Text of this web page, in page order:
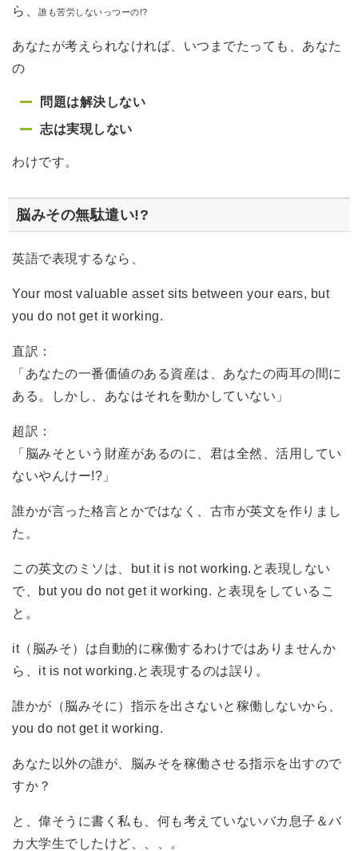
ら、 誰も苦労しないっつーの!?
あなたが考えられなければ、いつまでたっても、あなた
の
問題は解決しない
志は実現しない
わけです。
脳みその無駄遣い!?
英語で表現するなら、
Your most valuable asset sits between your ears, but
you do not get it working.
直訳：
「あなたの一番価値のある資産は、あなたの両耳の間に
ある。しかし、あなはそれを動かしていない」
超訳：
「脳みそという財産があるのに、君は全然、活用してい
ないやんけー!?」
誰かが言った格言とかではなく、古市が英文を作りまし
た。
この英文のミソは、but it is not working.と表現しない
で、but you do not get it working. と表現をしているこ
と。
it（脳みそ）は自動的に稼働するわけではありませんか
ら、it is not working.と表現するのは誤り。
誰かが（脳みそに）指示を出さないと稼働しないから、
you do not get it working.
あなた以外の誰が、脳みそを稼働させる指示を出すので
すか？
と、偉そうに書く私も、何も考えていないバカ息子＆バ
カ大学生でしたけど、、、。